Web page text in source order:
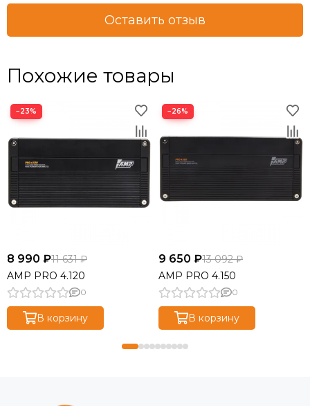
Оставить отзыв
Похожие товары
−23%
8 990 ₽11 631 ₽
AMP PRO 4.120
0
В корзину
−26%
9 650 ₽13 092 ₽
AMP PRO 4.150
0
В корзину